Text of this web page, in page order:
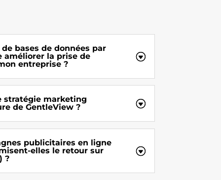
bases de données par
améliorer la prise de
entreprise ?
stratégie marketing
de GentleView ?
publicitaires en ligne
elles le retour sur
?